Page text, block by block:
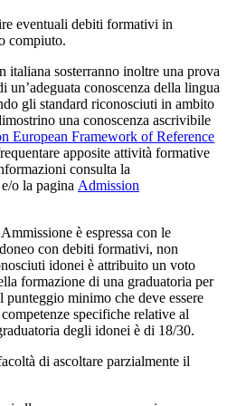
eventuali debiti formativi in
compiuto.
italiana sosterranno inoltre una prova
un’adeguata conoscenza della lingua
gli standard riconosciuti in ambito
una conoscenza ascrivibile
European Framework of Reference
apposite attività formative
consulta la
e/o la pagina Admission
è espressa con le
con debiti formativi, non
idonei è attribuito un voto
formazione di una graduatoria per
minimo che deve essere
specifiche relative al
degli idonei è di 18/30.
di ascoltare parzialmente il